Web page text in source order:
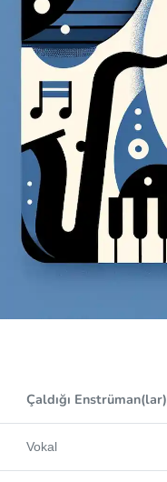
Çaldığı Enstrüman(lar)
Vokal